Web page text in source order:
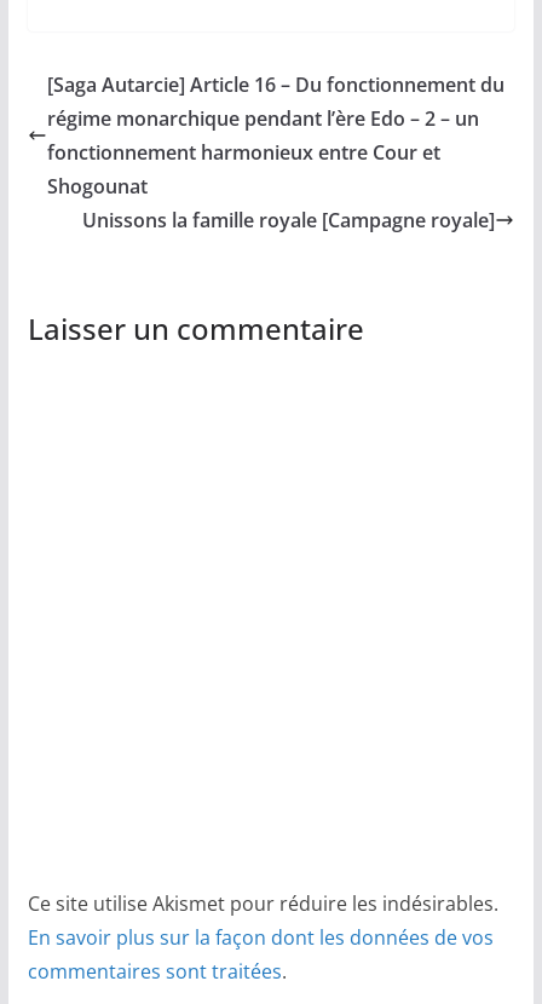
[Saga Autarcie] Article 16 – Du fonctionnement du
régime monarchique pendant l’ère Edo – 2 – un
fonctionnement harmonieux entre Cour et
Shogounat
Unissons la famille royale [Campagne royale]
Laisser un commentaire
Ce site utilise Akismet pour réduire les indésirables.
En savoir plus sur la façon dont les données de vos
commentaires sont traitées.